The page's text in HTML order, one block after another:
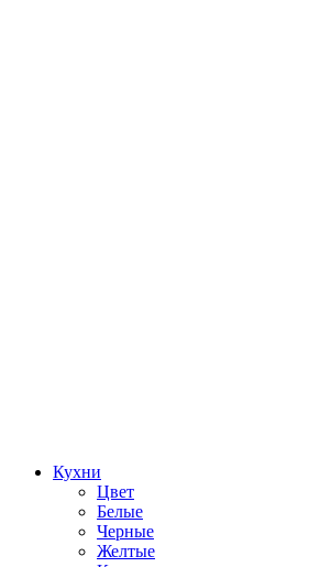
Кухни
Цвет
Белые
Черные
Желтые